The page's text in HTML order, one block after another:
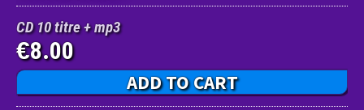
CD 10 titre + mp3
€8.00
ADD TO CART